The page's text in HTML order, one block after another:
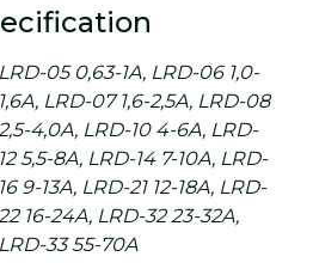
LRD-05 0,63-1A, LRD-06 1,0-
1,6A, LRD-07 1,6-2,5A, LRD-08
4,0A, LRD-10 4-6A, LRD-
12 5,5-8A, LRD-14 7-10A, LRD-
16 9-13A, LRD-21 12-18A, LRD-
16-24A, LRD-32 23-32A,
LRD-33 55-70A